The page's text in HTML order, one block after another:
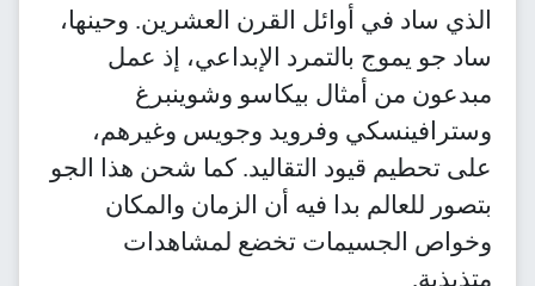
الذي ساد في أوائل القرن العشرين. وحينها،
ساد جو يموج بالتمرد الإبداعي، إذ عمل
مبدعون من أمثال بيكاسو وشوينبرغ
وسترافينسكي وفرويد وجويس وغيرهم،
على تحطيم قيود التقاليد. كما شحن هذا الجو
بتصور للعالم بدا فيه أن الزمان والمكان
وخواص الجسيمات تخضع لمشاهدات
متذبذبة.